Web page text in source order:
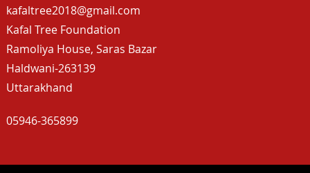
kafaltree2018@gmail.com
Kafal Tree Foundation
Ramoliya House, Saras Bazar
Haldwani-263139
Uttarakhand
05946-365899